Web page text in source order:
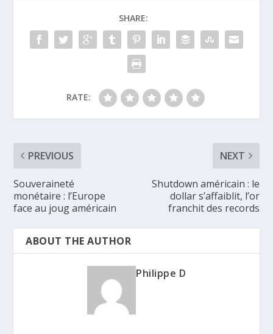
SHARE:
RATE:
PREVIOUS
Souveraineté
monétaire : l’Europe
face au joug américain
NEXT
Shutdown américain : le
dollar s’affaiblit, l’or
franchit des records
ABOUT THE AUTHOR
Philippe D